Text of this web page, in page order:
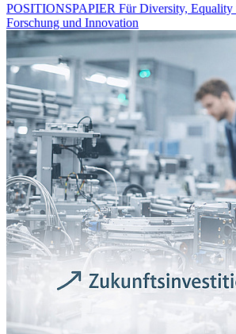
POSITIONSPAPIER Für Diversity, Equality
Forschung und Innovation